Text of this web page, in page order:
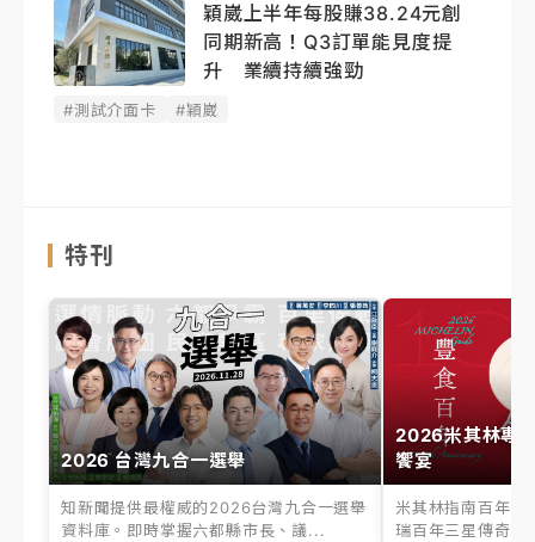
穎崴上半年每股賺38.24元創
同期新高！Q3訂單能見度提
升 業續持續強勁
#測試介面卡 #穎崴
特刊
2026 台灣九合一選舉
知新聞提供最權威的2026台灣九合一選舉
資料庫。即時掌握六都縣市長、議...
2026米其林專
饗宴
米其林指南百年之
瑞百年三星傳奇、